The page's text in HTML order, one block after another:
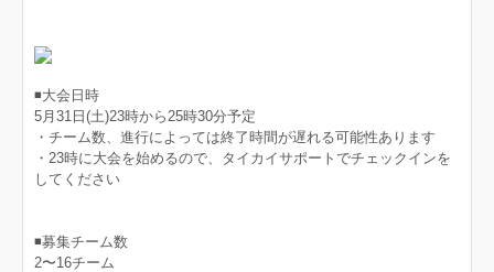
◾️大会日時
5月31日(土)23時から25時30分予定
・チーム数、進行によっては終了時間が遅れる可能性あります
・23時に大会を始めるので、タイカイサポートでチェックインを
してください
◾️募集チーム数
2〜16チーム